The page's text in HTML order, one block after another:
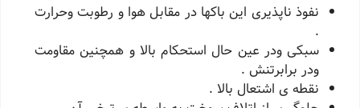
نفوذ ناپذیری این باکها در مقابل هوا و رطوبت وحرارت
.
سبکی ودر عین حال استحکام بالا و همچنین مقاومت
ودر برابرتنش .
نقطه ی اشتعال بالا .